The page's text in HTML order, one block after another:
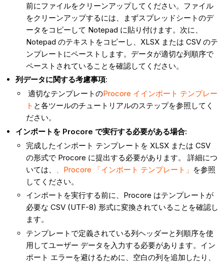
前にファイルをクリーンアップしてください。ファイル
をクリーンアップするには、まずスプレッドシートのデ
ータをコピーして Notepad に貼り付けます。次に、
Notepad のテキストをコピーし、XLSX または CSV のテ
ンプレートにペーストします。データが適切な列順序で
ペーストされていることを確認してください。
列データに関する考慮事項:
適切なテンプレートのProcore イインポート テンプレー
ト と各ツールのチュートリアルのステップを参照してく
ださい。
インポートを Procore で実行する必要がある場合:
完成したインポート テンプレートを XLSX または CSV
の形式で Procore に提出する必要があります。
詳細につ
いては、
、Procore 「インポート テンプレート」 を参照
してください。
インポートを実行する前に、Procore はテンプレートが
必要な CSV (UTF-8) 形式に変換されていることを確認し
ます。
テンプレートで定義されている列ヘッダーと列順序を使
用してユーザー データを入力する必要があります。イン
ポート エラーを避けるために、空白の列を追加したり、